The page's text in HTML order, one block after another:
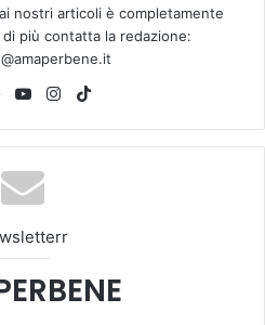
nostri articoli è completamente
più contatta la redazione:
Fa
bo
ok
Yo
Tu
be
Ins
ra
k